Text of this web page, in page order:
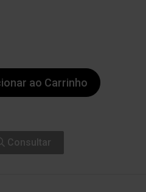
ao Carrinho
Consultar